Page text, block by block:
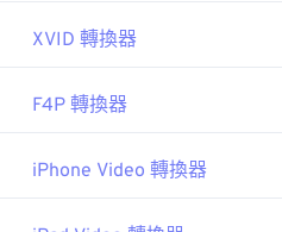
XVID 轉換器
F4P 轉換器
iPhone Video 轉換器